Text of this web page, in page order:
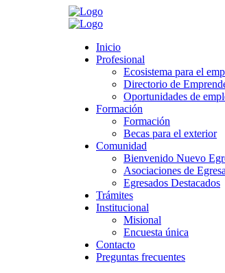
Inicio
Profesional
Ecosistema para el
Directorio de
Oportunidades de
Formación
Formación
Becas para el exterior
Comunidad
Bienvenido Nuevo
Asociaciones de
Egresados Destacados
Trámites
Institucional
Misional
Encuesta única
Contacto
Preguntas frecuentes
Ecosistema para el emprendimiento
Directorio de Emprendedores
Oportunidades de empleo con
Becas para el exterior
Bienvenido Nuevo Egresado
Asociaciones de Egresados
Egresados Destacados
Institucional
Encuesta única
Preguntas frecuentes
Noticias boletín Egresados>
Conozca 8 plataformas para
mayo 30, 2022
Noticias boletín Egresados
¿Se ha preguntado alguna vez cómo funcionan
del mundo, fundadas con el propósito de
presentes en casi cualquier rincón del mundo y